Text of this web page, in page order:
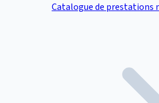
Catalogue de prestations